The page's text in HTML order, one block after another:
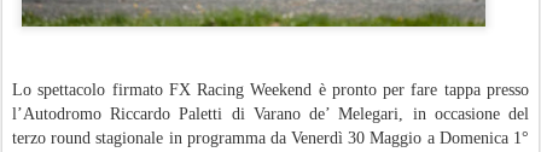
Lo spettacolo firmato FX Racing Weekend è pronto per fare tappa presso
l’Autodromo Riccardo Paletti di Varano de’ Melegari, in occasione del
terzo round stagionale in programma da Venerdì 30 Maggio a Domenica 1°